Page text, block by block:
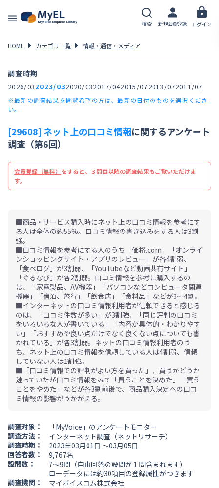
検索 新規会員登録 ログイン
HOME カテゴリ一覧 情報・通信・メディア
調査時期
2026/032023/032020/032017/042015/072013/072011/07
※最新の調査結果を閲覧希望の方は、最新の日付のものを選択くださ
い。
[29608] ネット上の口コミ情報に関するアンケート
調査（第6回）
会員登録（無料） をすると、３問目以降の調査結果もご覧いただけま
す。
■商品・サービス購入時にネット上の口コミ情報を参考にす
る人は全体の約55%。口コミ情報の書き込みをする人は3割
強。
■口コミ情報を参考にする人のうち「価格.com」「オンライ
ンショッピングサイト・アプリのレビュー」が各4割弱、
「食べログ」が3割弱、「YouTubeなど動画共有サイト」
「ぐるなび」が各2割弱。口コミ情報を参考に購入するの
は、「家電製品、AV機器」「パソコンなどコンピュータ関連
機器」「宿泊、旅行」「飲食店」「食料品」などが3～4割。
■インターネットの口コミ情報利用者が信頼できると感じる
のは、「口コミ件数が多い」が3割強、「同じ評判の口コミ
をいろいろな人が書いている」「内容が具体的・わかりやす
い」「おすすめや良い点だけでなく良くない点についても書
かれている」が各3割弱。ネットの口コミ情報利用者のう
ち、ネット上の口コミ情報を信頼している人は4割弱、信頼
していない人は1割強。
■「口コミ情報での評判がよい方を買った」、買うかどうか
迷っていたが口コミ情報をみて「買うことを決めた」「買う
ことをやめた」などが各3割前後で、商品購入決定への口コ
ミ情報の影響がうかがえる。
調査対象：
「MyVoice」のアンケートモニター
調査方法：
インターネット調査（ネットリサーチ）
調査時期：
2023年03月01日 ～03月05日
回答者数：
9,767名
設問数：
7～9問（自由回答の設問が１問含まれます）
ローデータには約30項目の登録属性がつきます
調査機関：
マイボイスコム株式会社